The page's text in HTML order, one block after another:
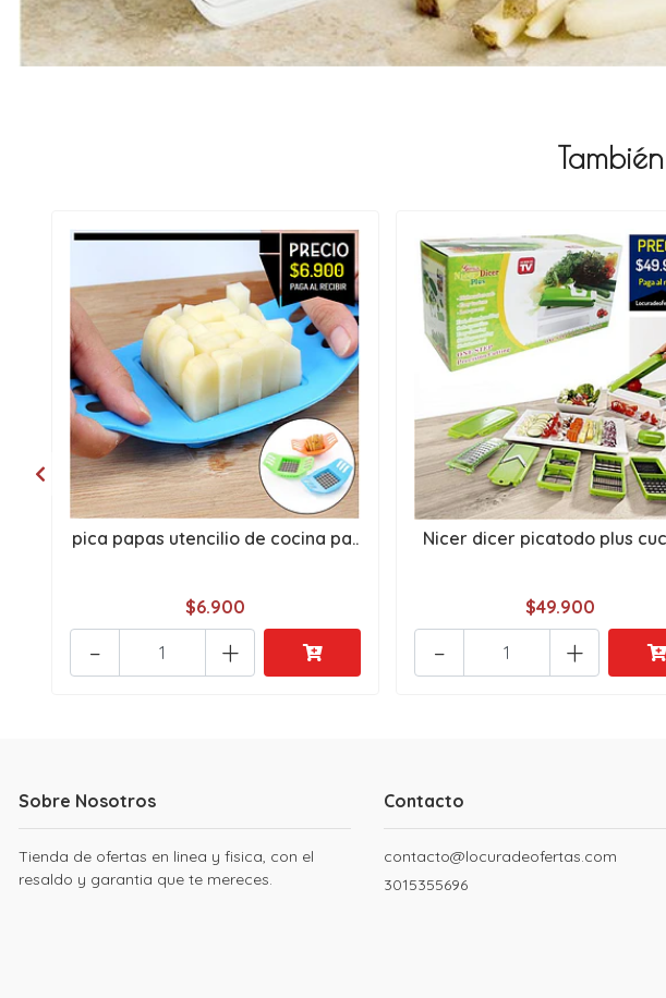
pica papas utencilio de cocina pa..
$6.900
+
-
Nicer dicer picatodo plus
$49.900
+
-
Sobre Nosotros
Tienda de ofertas en linea y fisica, con el
resaldo y garantia que te mereces.
Contacto
contacto@locuradeofertas.com
3015355696